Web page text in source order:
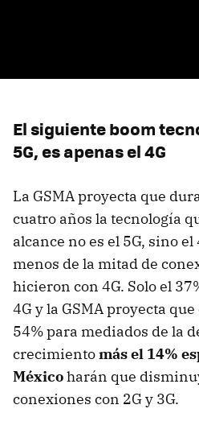
El siguiente boom
5G, es apenas el 4G
La GSMA proyecta que
cuatro años la tecnología
alcance no es el 5G, sino
menos de la mitad de
hicieron con 4G. Solo el
4G y la GSMA proyecta
54% para mediados de la
crecimientomás el 14%
Méxicoharán que
conexiones con 2G y 3G.